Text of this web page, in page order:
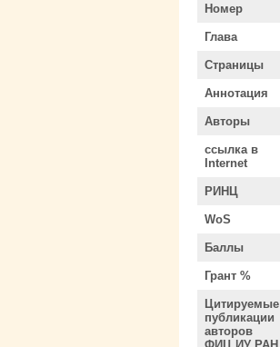
Номер
Глава
Страницы
Аннотация
Авторы
ссылка в
Internet
РИНЦ
WoS
Баллы
Грант %
Цитируемые
публикации
авторов